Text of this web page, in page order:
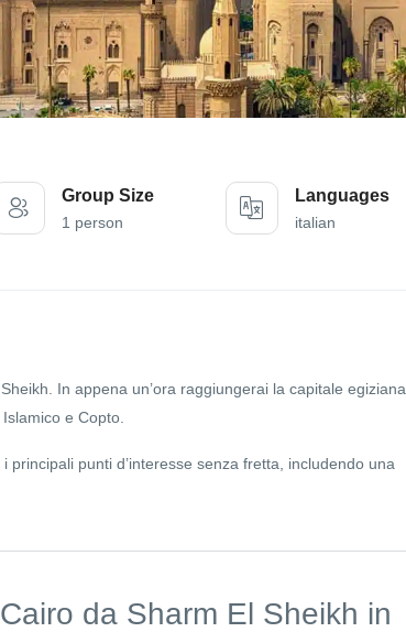
Group Size
1 person
Languages
italian
In appena un’ora raggiungerai la capitale egiziana
e Copto.
punti d’interesse senza fretta, includendo una
da Sharm El Sheikh in